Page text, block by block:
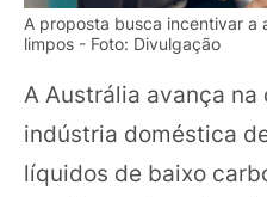
A proposta busca incentivar a
limpos - Foto: Divulgação
A Austrália avança
indústria doméstica
líquidos de baixo